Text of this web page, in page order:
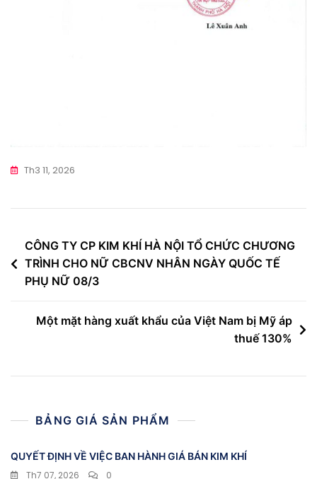
Th3 11, 2026
Điều
hướng
bài
CÔNG TY CP KIM KHÍ HÀ NỘI TỔ CHỨC CHƯƠNG
TRÌNH CHO NỮ CBCNV NHÂN NGÀY QUỐC TẾ
PHỤ NỮ 08/3
Một mặt hàng xuất khẩu của Việt Nam bị Mỹ áp
thuế 130%
BẢNG GIÁ SẢN PHẨM
QUYẾT ĐỊNH VỀ VIỆC BAN HÀNH GIÁ BÁN KIM KHÍ
Th7 07, 2026
0